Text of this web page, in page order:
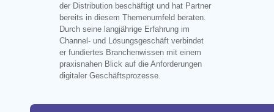
der Distribution beschäftigt und hat Partner
bereits in diesem Themenumfeld beraten.
Durch seine langjährige Erfahrung im
Channel- und Lösungsgeschäft verbindet
er fundiertes Branchenwissen mit einem
praxisnahen Blick auf die Anforderungen
digitaler Geschäftsprozesse.